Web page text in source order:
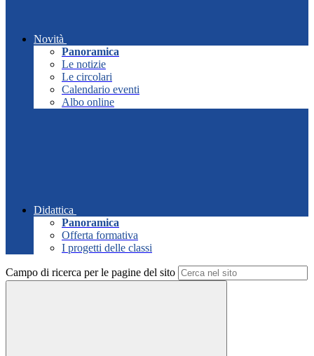
Novità
Panoramica
Le notizie
Le circolari
Calendario eventi
Albo online
Didattica
Panoramica
Offerta formativa
I progetti delle classi
Campo di ricerca per le pagine del sito